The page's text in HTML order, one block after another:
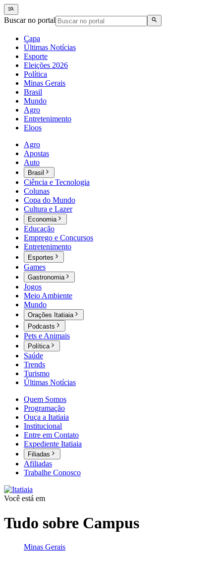
Buscar no portal
Capa
Últimas Notícias
Esporte
Eleições 2026
Política
Minas Gerais
Brasil
Mundo
Agro
Entretenimento
Eloos
Agro
Apostas
Auto
Brasil
Ciência e Tecnologia
Colunas
Copa do Mundo
Cultura e Lazer
Economia
Educação
Emprego e Concursos
Entretenimento
Esportes
Games
Gastronomia
Jogos
Meio Ambiente
Mundo
Orações Itatiaia
Podcasts
Pets e Animais
Política
Saúde
Trends
Turismo
Últimas Notícias
Quem Somos
Programação
Ouça a Itatiaia
Institucional
Entre em Contato
Expediente Itatiaia
Filiadas
Afiliadas
Trabalhe Conosco
Você está em
Tudo sobre Campus
Minas Gerais